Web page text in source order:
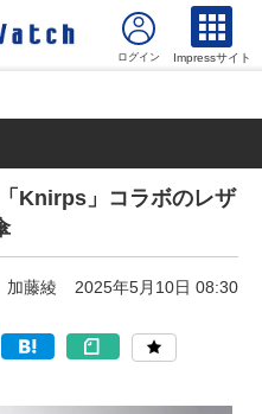
Impressサイト
Knirps」コラボのレザ
加藤綾 2025年5月10日 08:30